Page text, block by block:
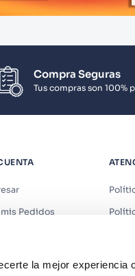
la mejor experiencia
Compra Seguras
Tus compras son 100%
Pedidos